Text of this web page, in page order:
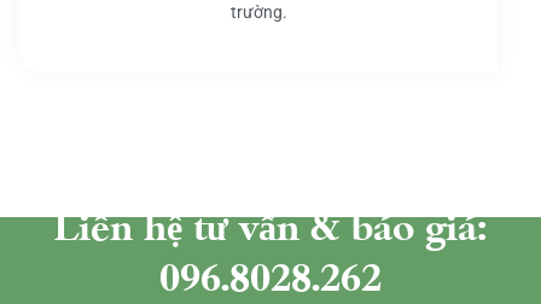
trường.
Liên hệ tư vấn & báo giá:
096.8028.262